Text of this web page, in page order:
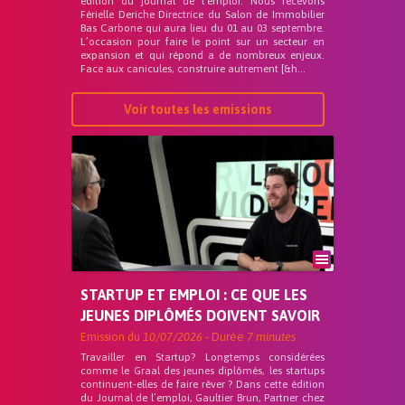
Férielle Deriche Directrice du Salon de Immobilier
Bas Carbone qui aura lieu du 01 au 03 septembre.
L’occasion pour faire le point sur un secteur en
expansion et qui répond a de nombreux enjeux.
Face aux canicules, construire autrement [&h...
Voir toutes les emissions
STARTUP ET EMPLOI : CE QUE LES
JEUNES DIPLÔMÉS DOIVENT SAVOIR
Emission du 10/07/2026 - Durée 7 minutes
Travailler en Startup? Longtemps considérées
comme le Graal des jeunes diplômés, les startups
continuent-elles de faire rêver ? Dans cette édition
du Journal de l’emploi, Gaultier Brun, Partner chez